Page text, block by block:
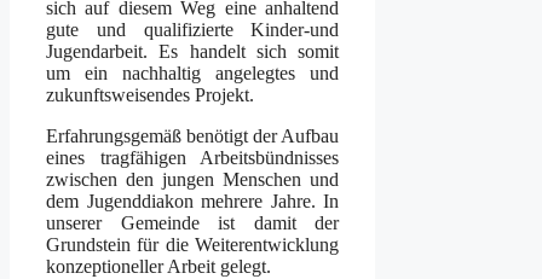
sich auf diesem Weg eine anhaltend
gute und qualifizierte Kinder-und
Jugendarbeit. Es handelt sich somit
um ein nachhaltig angelegtes und
zukunftsweisendes Projekt.
Erfahrungsgemäß benötigt der Aufbau
eines tragfähigen Arbeitsbündnisses
zwischen den jungen Menschen und
dem Jugenddiakon mehrere Jahre. In
unserer Gemeinde ist damit der
Grundstein für die Weiterentwicklung
konzeptioneller Arbeit gelegt.